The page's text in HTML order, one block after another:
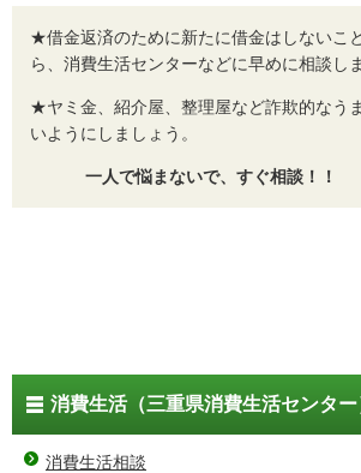
★借金返済のために新たに借金はしないこ
ら、消費生活センターなどに早めに相談し
★ヤミ金、紹介屋、整理屋など詐欺的なう
いようにしましょう。
一人で悩まないで、すぐ相談
消費生活（三重県消費生活センター
消費生活相談